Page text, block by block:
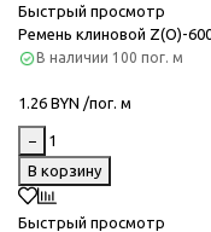
Быстрый просмотр
Ремень клиновой Z(O)-
В наличии 100 пог. м
1.26 BYN /пог. м
−
В корзину
Быстрый просмотр